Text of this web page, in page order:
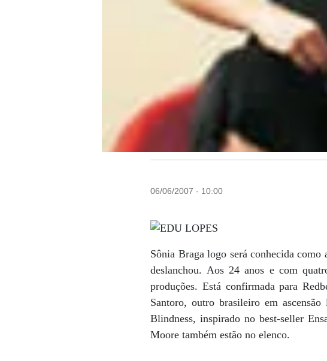
06/06/2007 - 10:00
Sônia Braga logo será conhecida
deslanchou. Aos 24 anos e com
produções. Está confirmada para
Santoro, outro brasileiro em
Blindness, inspirado no best-seller
Moore também estão no elenco.